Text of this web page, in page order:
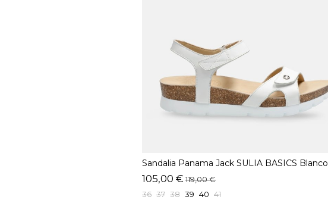
Sandalia Panama Jack SULIA BASICS Blanco
105,00 € 119,00 €
36 37 38 39 40 41